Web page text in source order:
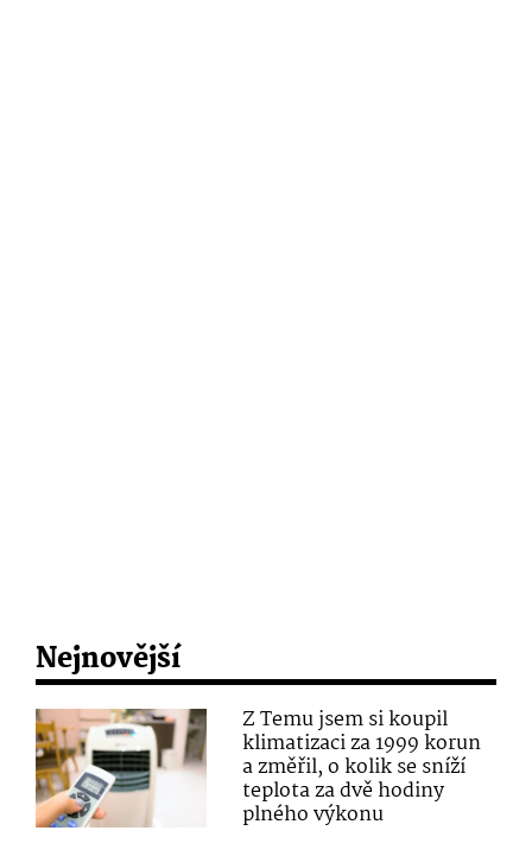
Nejnovější
Z Temu jsem si koupil
klimatizaci za 1999 korun
a změřil, o kolik se sníží
teplota za dvě hodiny
plného výkonu